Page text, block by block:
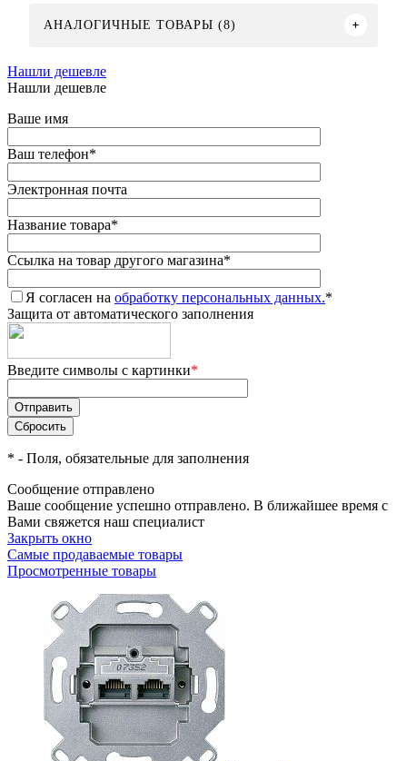
АНАЛОГИЧНЫЕ ТОВАРЫ (8)
Нашли дешевле
Нашли дешевле
Ваше имя
Ваш телефон*
Электронная почта
Название товара*
Ссылка на товар другого магазина*
Я согласен на обработку персональных данных.*
Защита от автоматического заполнения
Введите символы с картинки*
* - Поля, обязательные для заполнения
Сообщение отправлено
Ваше сообщение успешно отправлено. В ближайшее время с
Вами свяжется наш специалист
Закрыть окно
Самые продаваемые товары
Просмотренные товары